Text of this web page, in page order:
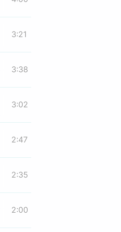
3:21
3:38
3:02
2:47
2:35
2:00